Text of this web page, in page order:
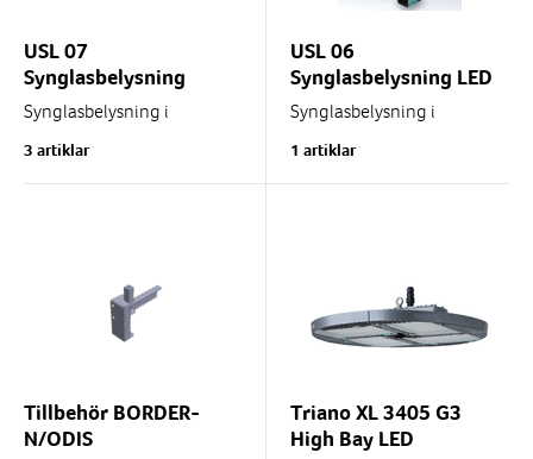
USL 07
Synglasbelysning
Synglasbelysning i
ljuskälla. Diameter 120 mm.
Fäste beställes separat
3 artiklar
USL 06
Synglasbelysning LED
Synglasbelysning i
mm.
Med inbyggd timer på...
1 artiklar
Tillbehör BORDER-
N/ODIS
Triano XL 3405 G3
High Bay LED